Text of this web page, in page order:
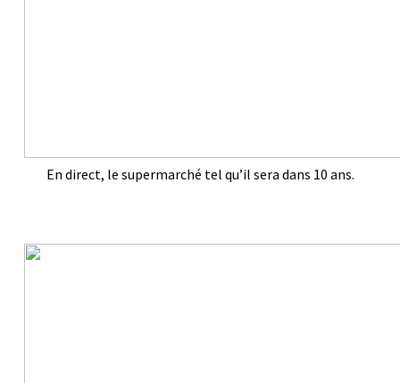
En direct, le supermarché tel qu’il sera dans 10 ans.